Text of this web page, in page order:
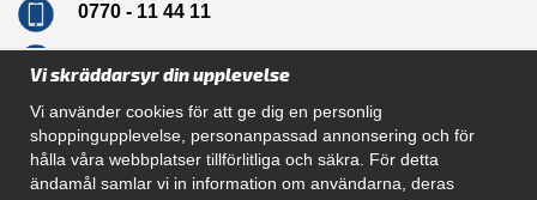
0770 - 11 44 11
Navigation
Vi skräddarsyr din upplevelse
Vi använder cookies för att ge dig en personlig
shoppingupplevelse, personanpassad annonsering och för
hålla våra webbplatser tillförlitliga och säkra. För detta
ändamål samlar vi in information om användarna, deras